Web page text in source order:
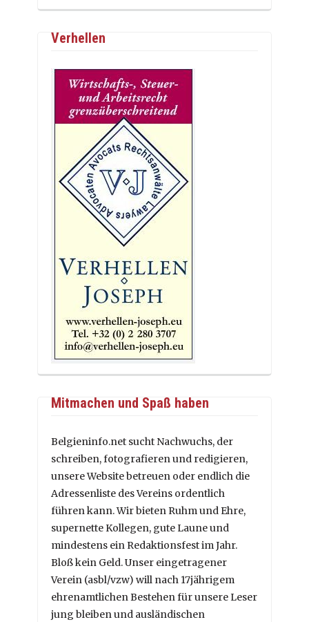
Verhellen
Mitmachen und Spaß haben
Belgieninfo.net sucht Nachwuchs, der
schreiben, fotografieren und redigieren,
unsere Website betreuen oder endlich die
Adressenliste des Vereins ordentlich
führen kann. Wir bieten Ruhm und Ehre,
supernette Kollegen, gute Laune und
mindestens ein Redaktionsfest im Jahr.
Bloß kein Geld. Unser eingetragener
Verein (asbl/vzw) will nach 17jährigem
ehrenamtlichen Bestehen für unsere Leser
jung bleiben und ausländischen